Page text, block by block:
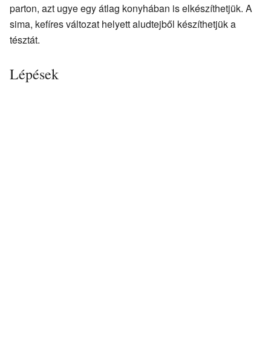
parton, azt ugye egy átlag konyhában is elkészíthetjük. A
sima, kefíres változat helyett aludtejből készíthetjük a
tésztát.
Lépések